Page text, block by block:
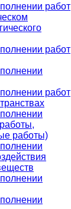
работ
работ
работ
работы)